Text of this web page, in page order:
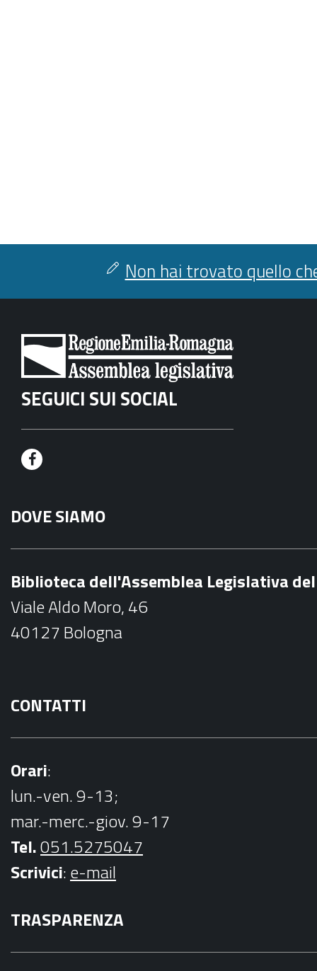
Non hai trovato quello
SEGUICI SUI SOCIAL
F
c
e
k
DOVE SIAMO
Biblioteca dell'Assemblea Legislativa
Viale Aldo Moro, 46
40127 Bologna
CONTATTI
Orari:
lun.-ven. 9-13;
mar.-merc.-giov. 9-17
Tel.051.5275047
Scrivici:e-mail
TRASPARENZA